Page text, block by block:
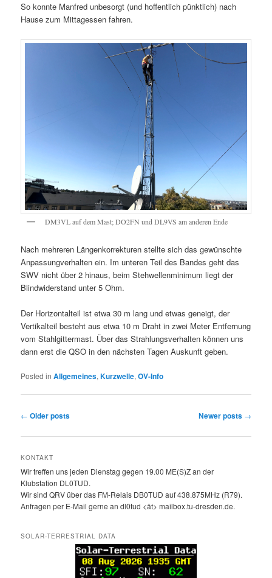
So konnte Manfred unbesorgt (und hoffentlich pünktlich) nach
Hause zum Mittagessen fahren.
DM3VL auf dem Mast; DO2FN und DL9VS am anderen Ende
Nach mehreren Längenkorrekturen stellte sich das gewünschte
Anpassungverhalten ein. Im unteren Teil des Bandes geht das
SWV nicht über 2 hinaus, beim Stehwellenminimum liegt der
Blindwiderstand unter 5 Ohm.
Der Horizontalteil ist etwa 30 m lang und etwas geneigt, der
Vertikalteil besteht aus etwa 10 m Draht in zwei Meter Entfernung
vom Stahlgittermast. Über das Strahlungsverhalten können uns
dann erst die QSO in den nächsten Tagen Auskunft geben.
Posted in Allgemeines,Kurzwelle,OV-Info
Post
← Older posts Newer posts →
KONTAKT
Wir treffen uns jeden Dienstag gegen 19.00 ME(S)Z an der
Klubstation DL0TUD.
Wir sind QRV über das FM-Relais DB0TUD auf 438.875MHz (R79).
Anfragen per E-Mail gerne an dl0tud <ät> mailbox.tu-dresden.de.
SOLAR-TERRESTRIAL DATA